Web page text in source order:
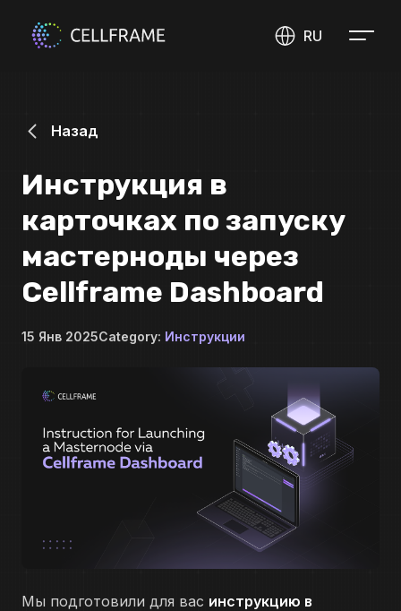
RU
Назад
Инструкция в
карточках по запуску
мастерноды через
Cellframe Dashboard
15 Янв 2025Category: Инструкции
Мы подготовили для вас инструкцию в